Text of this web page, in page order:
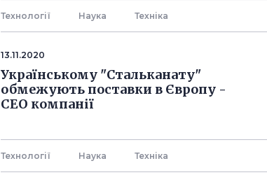
Технології Наука Технiка
13.11.2020
Українському "Стальканату"
обмежують поставки в Європу -
СЕО компанії
Технології Наука Технiка